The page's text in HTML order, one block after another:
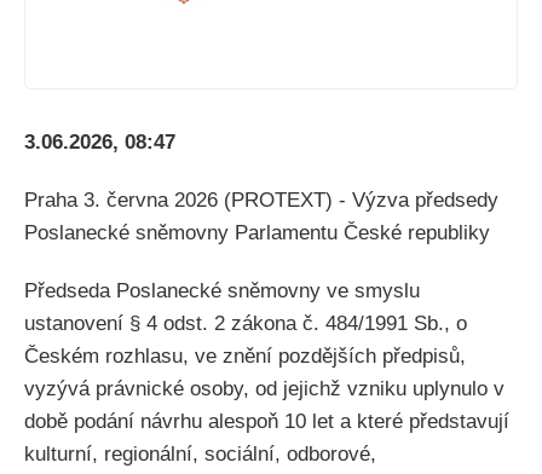
3.06.2026, 08:47
Praha 3. června 2026 (PROTEXT) - Výzva předsedy
Poslanecké sněmovny Parlamentu České republiky
Předseda Poslanecké sněmovny ve smyslu
ustanovení § 4 odst. 2 zákona č. 484/1991 Sb., o
Českém rozhlasu, ve znění pozdějších předpisů,
vyzývá právnické osoby, od jejichž vzniku uplynulo v
době podání návrhu alespoň 10 let a které představují
kulturní, regionální, sociální, odborové,